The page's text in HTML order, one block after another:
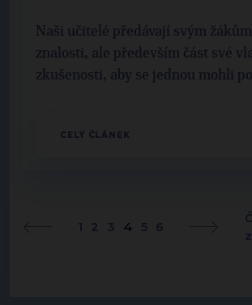
Naši učitelé předávají svým
znalosti, ale především část své
zkušenosti, aby se jednou mohli
CELÝ ČLÁNEK
1 2 3 4 5 6